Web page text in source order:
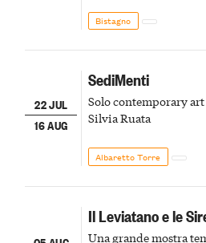
Bistagno
22 JUL
16 AUG
SediMenti
Solo contemporary
Silvia Ruata
Albaretto Torre
Il Leviatano e le
Una grande mostra